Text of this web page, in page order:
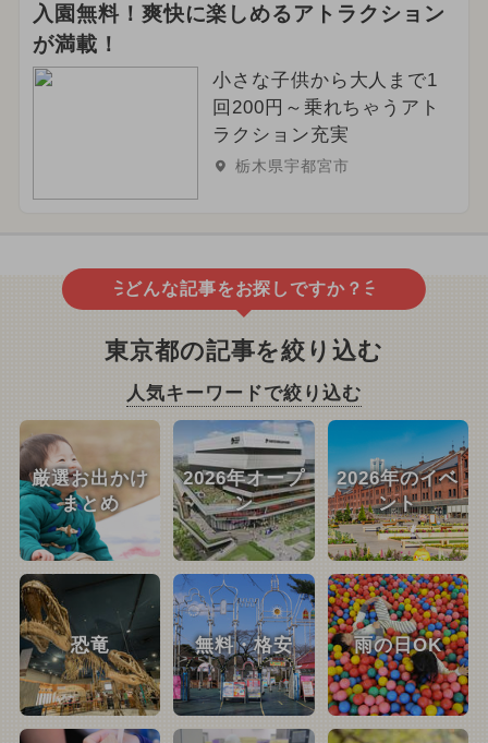
入園無料！爽快に楽しめるアトラクション
が満載！
小さな子供から大人まで1
回200円～乗れちゃうアト
ラクション充実
栃木県宇都宮市
どんな記事をお探しですか？
東京都の記事を絞り込む
人気キーワードで絞り込む
厳選お出かけ
まとめ
2026年オープ
ン
2026年のイベ
ント
恐竜 無料・格安 雨の日OK